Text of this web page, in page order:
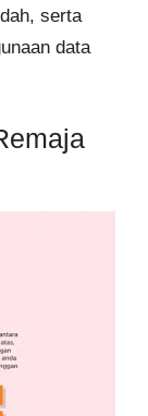
serta
data